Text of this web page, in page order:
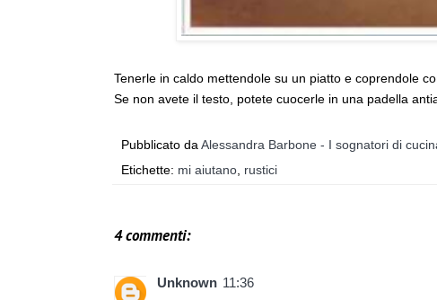
Tenerle in caldo mettendole su un piatto e coprendole
Se non avete il testo, potete cuocerle in una padella
Pubblicato da Alessandra Barbone - I sognatori di
Etichette: mi aiutano rustici
4 commenti:
Unknown 11:36